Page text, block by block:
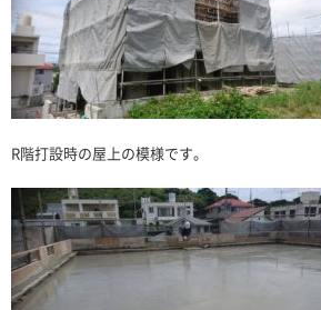
R階打設時の屋上の模様です。